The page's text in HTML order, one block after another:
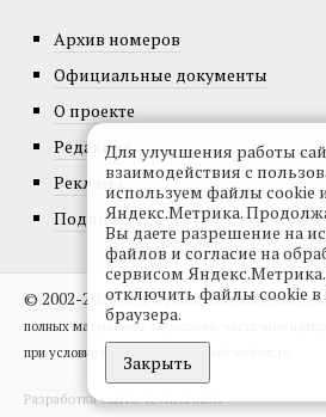
Архив номеров
Официальные документы
О проекте
Редакция
Реклама
Подписка
© 2002-2026, Все права защищены.
полных материалов запрещено, частичное
при условии гиперссылки на сайт vedom.ru.
Разработка сайта:levmorozov
Для улучшения работы
взаимодействия с
используем файлы cookie
Яндекс.Метрика.
Вы даете разрешение на
файлов и согласие на
сервисом
отключить файлы cookie в
браузера.
Закрыть